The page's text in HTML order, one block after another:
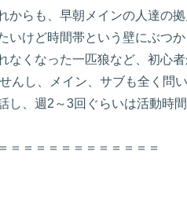
からも、早朝メインの人達の
いけど時間帯という壁にぶつ
なくなった一匹狼など、初心
んし、メイン、サブも全く問
し、週2～3回ぐらいは活動時
＝＝＝＝＝＝＝＝＝＝＝＝